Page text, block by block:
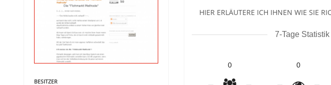
HIER ERLÄUTERE ICH IHNEN WIE SIE
7-Tage Statistik
0 0
BESITZER